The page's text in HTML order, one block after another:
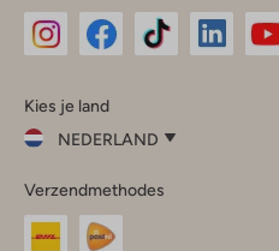
InstagramFacebook
Kies je land
NEDERLAND
je
land
Verzendmethodes